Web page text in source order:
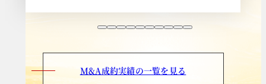
M&A成約実績の一覧を見る